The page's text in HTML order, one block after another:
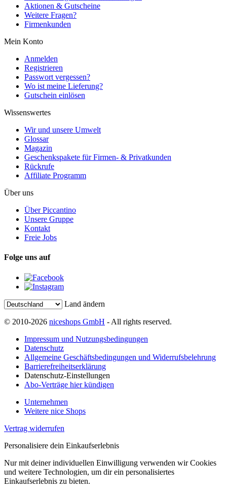
Aktionen & Gutscheine
Weitere Fragen?
Firmenkunden
Mein Konto
Anmelden
Registrieren
Passwort vergessen?
Wo ist meine Lieferung?
Gutschein einlösen
Wissenswertes
Wir und unsere Umwelt
Glossar
Magazin
Geschenkspakete für Firmen- & Privatkunden
Rückrufe
Affiliate Programm
Über uns
Über Piccantino
Unsere Gruppe
Kontakt
Freie Jobs
Folge uns auf
Land ändern
© 2010-2026 niceshops GmbH - All rights reserved.
Impressum und Nutzungsbedingungen
Datenschutz
Allgemeine Geschäftsbedingungen und Widerrufsbelehrung
Barrierefreiheitserklärung
Datenschutz-Einstellungen
Abo-Verträge hier kündigen
Unternehmen
Weitere nice Shops
Vertrag widerrufen
Personalisiere dein Einkaufserlebnis
Nur mit deiner individuellen Einwilligung verwenden wir Cookies
und weitere Technologien, um dir ein personalisiertes
Einkaufserlebnis zu bieten.